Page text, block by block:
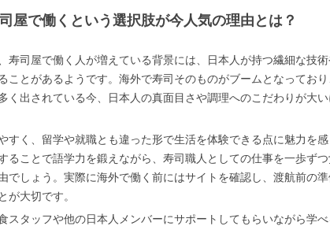
屋で働くという選択肢が今人気の理由とは？
寿司屋で働く人が増えている背景には、日本人が持つ繊細な技術
ことがあるようです。海外で寿司そのものがブームとなってお
く出されている今、日本人の真面目さや調理へのこだわりが大
すく、留学や就職とも違った形で生活を体験できる点に魅力を感
ることで語学力を鍛えながら、寿司職人としての仕事を一歩ずつ
でしょう。実際に海外で働く前にはサイトを確認し、渡航前の
が大切です。
スタッフや他の日本人メンバーにサポートしてもらいながら学